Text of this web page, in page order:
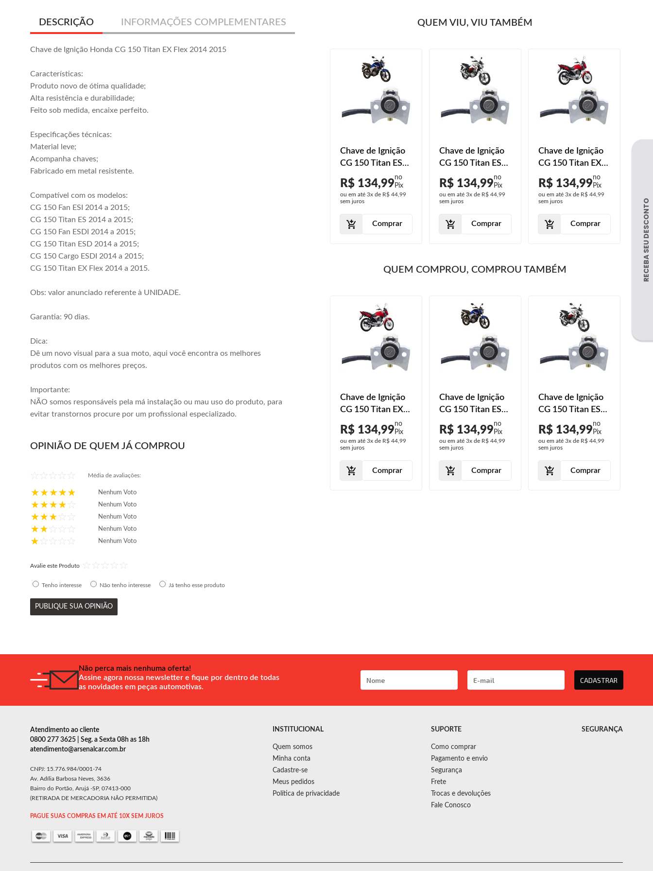
DESCRIÇÃO INFORMAÇÕES COMPLEMENTARES
Chave de Ignição Honda CG 150 Titan EX Flex 2014 2015
Características:
Produto novo de ótima qualidade;
Alta resistência e durabilidade;
Feito sob medida, encaixe perfeito.
Especificações técnicas:
Material leve;
Acompanha chaves;
Fabricado em metal resistente.
Compatível com os modelos:
CG 150 Fan ESI 2014 a 2015;
CG 150 Titan ES 2014 a 2015;
CG 150 Fan ESDI 2014 a 2015;
CG 150 Titan ESD 2014 a 2015;
CG 150 Cargo ESDI 2014 a 2015;
CG 150 Titan EX Flex 2014 a 2015.
Obs: valor anunciado referente à UNIDADE.
Garantia: 90 dias.
Dica:
Dê um novo visual para a sua moto, aqui você encontra os melhores
produtos com os melhores preços.
Importante:
NÃO somos responsáveis pela má instalação ou mau uso do produto, para
evitar transtornos procure por um profissional especializado.
OPINIÃO DE QUEM JÁ COMPROU
Média de avaliações:
Nenhum Voto
Nenhum Voto
Nenhum Voto
Nenhum Voto
Nenhum Voto
Avalie este Produto
Tenho interesse Não tenho interesse Já tenho esse produto
PUBLIQUE SUA OPINIÃO
QUEM VIU, VIU TAMBÉM
Chave de Ignição
CG 150 Titan ES
R$ 134,99
ou em até 3x de R$ 44,99
sem juros
Comprar
Chave de Ignição
CG 150 Titan ESD
R$ 134,99
ou em até 3x de R$ 44,99
sem juros
Comprar
Chave de Ignição
CG 150 Titan EX
R$ 134,99
ou em até 3x de R$ 44,99
sem juros
Comprar
QUEM COMPROU, COMPROU TAMBÉM
Chave de Ignição
CG 150 Titan EX
2014 2015
R$ 134,99
ou em até 3x de R$ 44,99
sem juros
Comprar
Chave de Ignição
CG 150 Titan ES
2014 2015
R$ 134,99
ou em até 3x de R$ 44,99
sem juros
Comprar
Chave de Ignição
CG 150 Titan ESD
2014 2015
R$ 134,99
ou em até 3x de R$ 44,99
sem juros
Comprar
Não perca mais nenhuma oferta!
Assine agora nossa newsletter e fique por dentro de todas
as novidades em peças automotivas.
CADASTRAR
Atendimento ao cliente
0800 277 3625 | Seg. a Sexta 08h as 18h
atendimento@arsenalcar.com.br
CNPJ: 15.776.984/0001-74
Av. Adília Barbosa Neves, 3636
Bairro do Portão, Arujá -SP, 07413-000
(RETIRADA DE MERCADORIA NÃO PERMITIDA)
PAGUE SUAS COMPRAS EM ATÉ 10X SEM JUROS
INSTITUCIONAL
Quem somos
Minha conta
Cadastre-se
Meus pedidos
Política de privacidade
SUPORTE
Como comprar
Pagamento e envio
Segurança
Frete
Trocas e devoluções
Fale Conosco
SEGURANÇA